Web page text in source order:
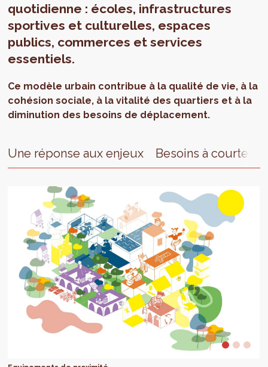
quotidienne : écoles, infrastructures
sportives et culturelles, espaces
publics, commerces et services
essentiels.
Ce modèle urbain contribue à la qualité de vie, à la
cohésion sociale, à la vitalité des quartiers et à la
diminution des besoins de déplacement.
Une réponse aux enjeux Besoins à courte